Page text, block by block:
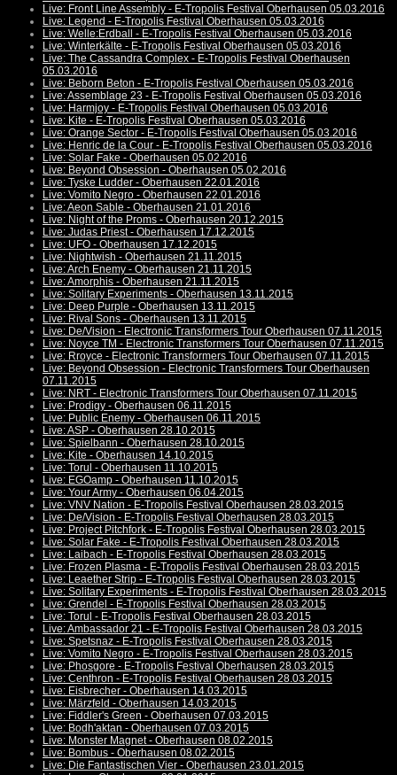
Live: Front Line Assembly - E-Tropolis Festival Oberhausen 05.03.2016
Live: Legend - E-Tropolis Festival Oberhausen 05.03.2016
Live: Welle:Erdball - E-Tropolis Festival Oberhausen 05.03.2016
Live: Winterkälte - E-Tropolis Festival Oberhausen 05.03.2016
Live: The Cassandra Complex - E-Tropolis Festival Oberhausen
05.03.2016
Live: Beborn Beton - E-Tropolis Festival Oberhausen 05.03.2016
Live: Assemblage 23 - E-Tropolis Festival Oberhausen 05.03.2016
Live: Harmjoy - E-Tropolis Festival Oberhausen 05.03.2016
Live: Kite - E-Tropolis Festival Oberhausen 05.03.2016
Live: Orange Sector - E-Tropolis Festival Oberhausen 05.03.2016
Live: Henric de la Cour - E-Tropolis Festival Oberhausen 05.03.2016
Live: Solar Fake - Oberhausen 05.02.2016
Live: Beyond Obsession - Oberhausen 05.02.2016
Live: Tyske Ludder - Oberhausen 22.01.2016
Live: Vomito Negro - Oberhausen 22.01.2016
Live: Aeon Sable - Oberhausen 21.01.2016
Live: Night of the Proms - Oberhausen 20.12.2015
Live: Judas Priest - Oberhausen 17.12.2015
Live: UFO - Oberhausen 17.12.2015
Live: Nightwish - Oberhausen 21.11.2015
Live: Arch Enemy - Oberhausen 21.11.2015
Live: Amorphis - Oberhausen 21.11.2015
Live: Solitary Experiments - Oberhausen 13.11.2015
Live: Deep Purple - Oberhausen 13.11.2015
Live: Rival Sons - Oberhausen 13.11.2015
Live: De/Vision - Electronic Transformers Tour Oberhausen 07.11.2015
Live: Noyce TM - Electronic Transformers Tour Oberhausen 07.11.2015
Live: Rroyce - Electronic Transformers Tour Oberhausen 07.11.2015
Live: Beyond Obsession - Electronic Transformers Tour Oberhausen
07.11.2015
Live: NRT - Electronic Transformers Tour Oberhausen 07.11.2015
Live: Prodigy - Oberhausen 06.11.2015
Live: Public Enemy - Oberhausen 06.11.2015
Live: ASP - Oberhausen 28.10.2015
Live: Spielbann - Oberhausen 28.10.2015
Live: Kite - Oberhausen 14.10.2015
Live: Torul - Oberhausen 11.10.2015
Live: EGOamp - Oberhausen 11.10.2015
Live: Your Army - Oberhausen 06.04.2015
Live: VNV Nation - E-Tropolis Festival Oberhausen 28.03.2015
Live: De/Vision - E-Tropolis Festival Oberhausen 28.03.2015
Live: Project Pitchfork - E-Tropolis Festival Oberhausen 28.03.2015
Live: Solar Fake - E-Tropolis Festival Oberhausen 28.03.2015
Live: Laibach - E-Tropolis Festival Oberhausen 28.03.2015
Live: Frozen Plasma - E-Tropolis Festival Oberhausen 28.03.2015
Live: Leaether Strip - E-Tropolis Festival Oberhausen 28.03.2015
Live: Solitary Experiments - E-Tropolis Festival Oberhausen 28.03.2015
Live: Grendel - E-Tropolis Festival Oberhausen 28.03.2015
Live: Torul - E-Tropolis Festival Oberhausen 28.03.2015
Live: Ambassador 21 - E-Tropolis Festival Oberhausen 28.03.2015
Live: Spetsnaz - E-Tropolis Festival Oberhausen 28.03.2015
Live: Vomito Negro - E-Tropolis Festival Oberhausen 28.03.2015
Live: Phosgore - E-Tropolis Festival Oberhausen 28.03.2015
Live: Centhron - E-Tropolis Festival Oberhausen 28.03.2015
Live: Eisbrecher - Oberhausen 14.03.2015
Live: Märzfeld - Oberhausen 14.03.2015
Live: Fiddler's Green - Oberhausen 07.03.2015
Live: Bodh'aktan - Oberhausen 07.03.2015
Live: Monster Magnet - Oberhausen 08.02.2015
Live: Bombus - Oberhausen 08.02.2015
Live: Die Fantastischen Vier - Oberhausen 23.01.2015